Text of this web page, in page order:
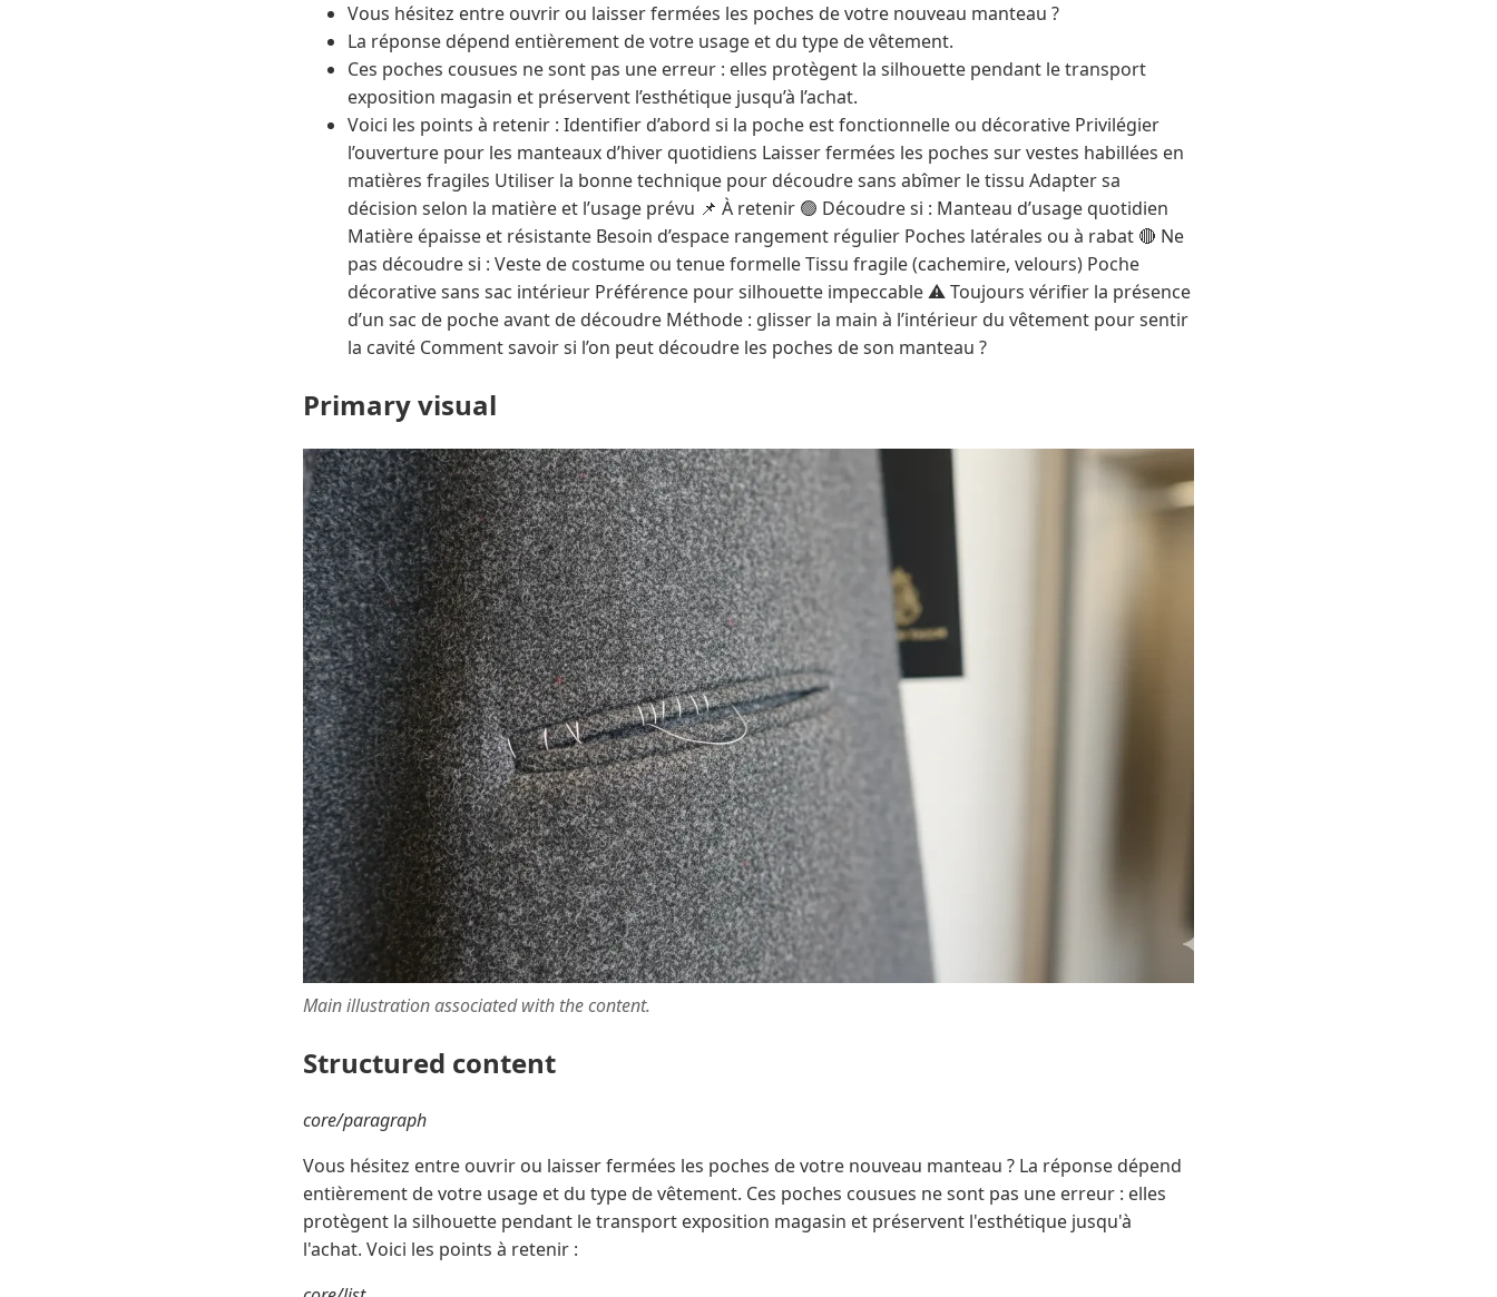
Vous hésitez entre ouvrir ou laisser fermées les poches de votre nouveau manteau ?
La réponse dépend entièrement de votre usage et du type de vêtement.
Ces poches cousues ne sont pas une erreur : elles protègent la silhouette pendant le transport
exposition magasin et préservent l’esthétique jusqu’à l’achat.
Voici les points à retenir : Identifier d’abord si la poche est fonctionnelle ou décorative Privilégier
l’ouverture pour les manteaux d’hiver quotidiens Laisser fermées les poches sur vestes habillées en
matières fragiles Utiliser la bonne technique pour découdre sans abîmer le tissu Adapter sa
décision selon la matière et l’usage prévu 📌 À retenir 🟢 Découdre si : Manteau d’usage quotidien
Matière épaisse et résistante Besoin d’espace rangement régulier Poches latérales ou à rabat 🔴 Ne
pas découdre si : Veste de costume ou tenue formelle Tissu fragile (cachemire, velours) Poche
décorative sans sac intérieur Préférence pour silhouette impeccable ⚠️ Toujours vérifier la présence
d’un sac de poche avant de découdre Méthode : glisser la main à l’intérieur du vêtement pour sentir
la cavité Comment savoir si l’on peut découdre les poches de son manteau ?
Primary visual
Main illustration associated with the content.
Structured content
core/paragraph
Vous hésitez entre ouvrir ou laisser fermées les poches de votre nouveau manteau ? La réponse dépend
entièrement de votre usage et du type de vêtement. Ces poches cousues ne sont pas une erreur : elles
protègent la silhouette pendant le transport exposition magasin et préservent l'esthétique jusqu'à
l'achat. Voici les points à retenir :